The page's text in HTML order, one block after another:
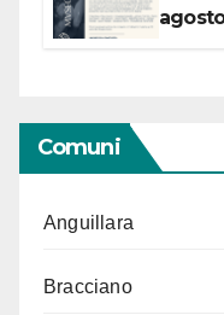
Comuni
Anguillara
Bracciano